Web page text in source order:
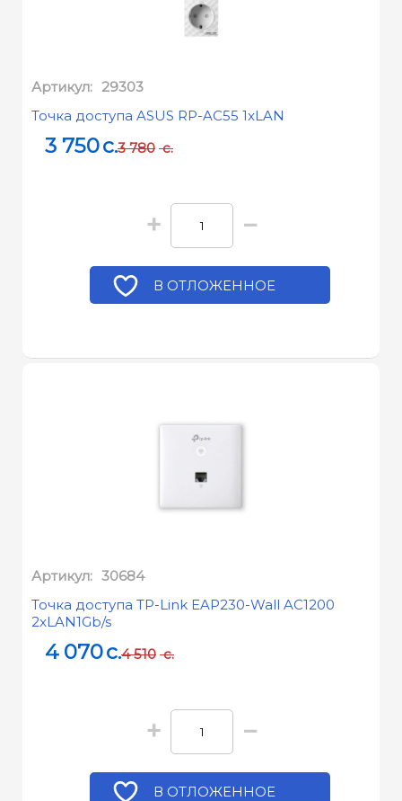
Артикул: 29303
Точка доступа ASUS RP-AC55 1xLAN
3 750c.3 780 c.
+ −
В ОТЛОЖЕННОЕ
Артикул: 30684
Точка доступа TP-Link EAP230-Wall AC1200
2xLAN1Gb/s
4 070c.4 510 c.
+ −
В ОТЛОЖЕННОЕ